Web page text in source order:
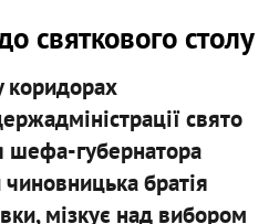
святкового столу
коридорах
свято
губернатора
братія
мізкує над вибором